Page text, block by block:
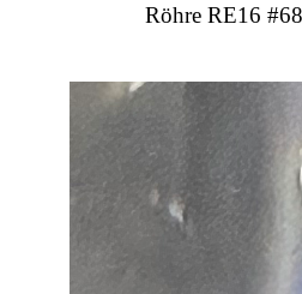
Röhre RE16